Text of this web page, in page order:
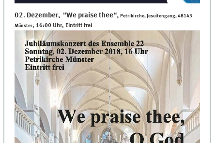
02. Dezember, "We praise thee",Petrikirche, Jesuitengang, 48143
Münster, 16:00 Uhr, Eintritt frei